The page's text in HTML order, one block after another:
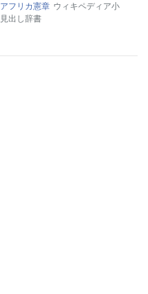
アフリカ憲章 ウィキペディア小
見出し辞書